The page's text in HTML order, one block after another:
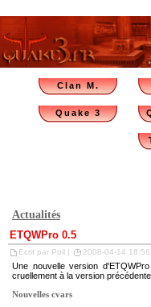
Clan M.
Quake 3
Actualités
ETQWPro 0.5
Ecrit par Poil | 2008-04-14
Une nouvelle version
cruellement à la version
Nouvelles cvars